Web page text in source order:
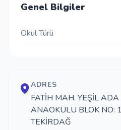
Okul
Genel Bilgiler
Okul Türü
ADRES
FATİH MAH. YEŞİL
ANAOKULU BLOK NO:
TEKİRDAĞ